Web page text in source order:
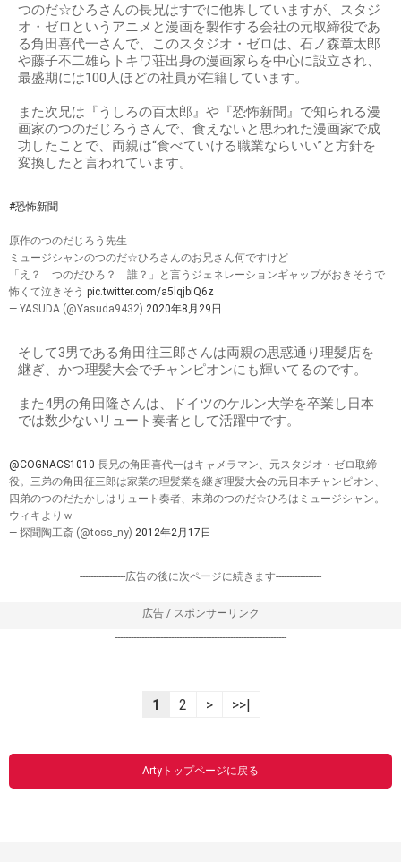
つのだ☆ひろさんの長兄はすでに他界していますが、スタジ
オ・ゼロというアニメと漫画を製作する会社の元取締役であ
る角田喜代一さんで、このスタジオ・ゼロは、石ノ森章太郎
や藤子不二雄らトキワ荘出身の漫画家らを中心に設立され、
最盛期には100人ほどの社員が在籍しています。
また次兄は『うしろの百太郎』や『恐怖新聞』で知られる漫
画家のつのだじろうさんで、食えないと思われた漫画家で成
功したことで、両親は“食べていける職業ならいい”と方針を
変換したと言われています。
#恐怖新聞
原作のつのだじろう先生
ミュージシャンのつのだ☆ひろさんのお兄さん何ですけど
「え？ つのだひろ？ 誰？」と言うジェネレーションギャップがおきそうで
怖くて泣きそう pic.twitter.com/a5lqjbiQ6z
— YASUDA (@Yasuda9432) 2020年8月29日
そして3男である角田往三郎さんは両親の思惑通り理髪店を
継ぎ、かつ理髪大会でチャンピオンにも輝いてるのです。
また4男の角田隆さんは、ドイツのケルン大学を卒業し日本
では数少ないリュート奏者として活躍中です。
@COGNACS1010 長兄の角田喜代一はキャメラマン、元スタジオ・ゼロ取締
役。三弟の角田征三郎は家業の理髪業を継ぎ理髪大会の元日本チャンピオン、
四弟のつのだたかしはリュート奏者、末弟のつのだ☆ひろはミュージシャン。
ウィキよりｗ
— 探聞陶工斎 (@toss_ny) 2012年2月17日
-----------------広告の後に次ページに続きます-----------------
広告 / スポンサーリンク
----------------------------------------------------------------
1 2 > >>|
Artyトップページに戻る